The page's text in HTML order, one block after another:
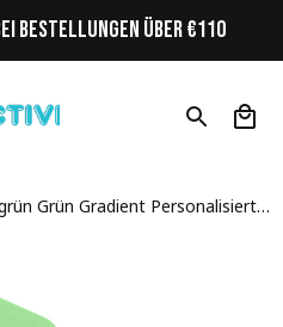
BESTELLUNGEN ÜBER €110
Grün Gradient Personalisiertes